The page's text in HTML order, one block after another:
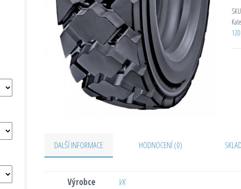
DALŠÍ INFORMACE HODNOCENÍ (0)
Výrobce
VK